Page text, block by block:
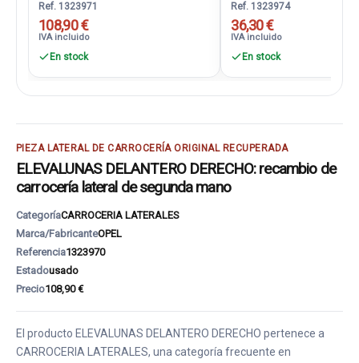
Ref. 1323971
108,90 €
IVA incluido
En stock
Ref. 1323974
36,30 €
IVA incluido
En stock
PIEZA LATERAL DE CARROCERÍA ORIGINAL RECUPERADA
ELEVALUNAS DELANTERO DERECHO: recambio de
carrocería lateral de segunda mano
CategoríaCARROCERIA LATERALES
Marca/FabricanteOPEL
Referencia1323970
Estadousado
Precio108,90 €
El producto ELEVALUNAS DELANTERO DERECHO pertenece a
CARROCERIA LATERALES, una categoría frecuente en